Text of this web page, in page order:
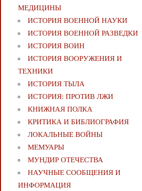
МЕДИЦИНЫ
ИСТОРИЯ ВОЕННОЙ НАУКИ
ИСТОРИЯ ВОЕННОЙ РАЗВЕДКИ
ИСТОРИЯ ВОИН
ИСТОРИЯ ВООРУЖЕНИЯ И
ТЕХНИКИ
ИСТОРИЯ ТЫЛА
ИСТОРИЯ: ПРОТИВ ЛЖИ
КНИЖНАЯ ПОЛКА
КРИТИКА И БИБЛИОГРАФИЯ
ЛОКАЛЬНЫЕ ВОЙНЫ
МЕМУАРЫ
МУНДИР ОТЕЧЕСТВА
НАУЧНЫЕ СООБЩЕНИЯ И
ИНФОРМАЦИЯ